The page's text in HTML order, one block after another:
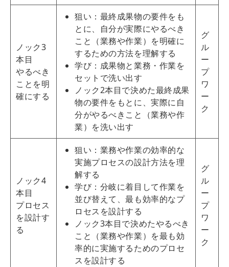
ノック3
本目
やるべき
ことを明
確にする
狙い：最終成果物の要件をも
とに、自分が実際にやるべき
こと（業務や作業）を明確に
するための方法を理解する
学び：成果物と業務・作業を
セットで洗い出す
ノック2本目で決めた最終成果
物の要件をもとに、実際に自
分がやるべきこと（業務や作
業）を洗い出す
グ
ル
ー
プ
ワ
ー
ク
ノック4
本目
プロセス
を設計す
る
狙い：業務や作業の効率的な
実施プロセスの設計方法を理
解する
学び：分岐に着目して作業を
並び替えて、最も効率的なプ
ロセスを設計する
ノック3本目で決めたやるべき
こと（業務や作業）を最も効
率的に実施するためのプロセ
スを設計する
グ
ル
ー
プ
ワ
ー
ク